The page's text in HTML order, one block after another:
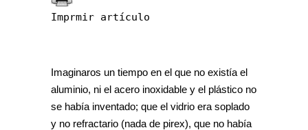
Imprmir artículo
Imaginaros un tiempo en el que no existía el
aluminio, ni el acero inoxidable y el plástico no
se había inventado; que el vidrio era soplado
y no refractario (nada de pirex), que no había